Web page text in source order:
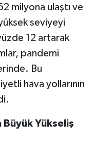
milyona ulaştı ve
seviyeyi
12 artarak
pandemi
Bu
hava yollarının
Büyük Yükseliş